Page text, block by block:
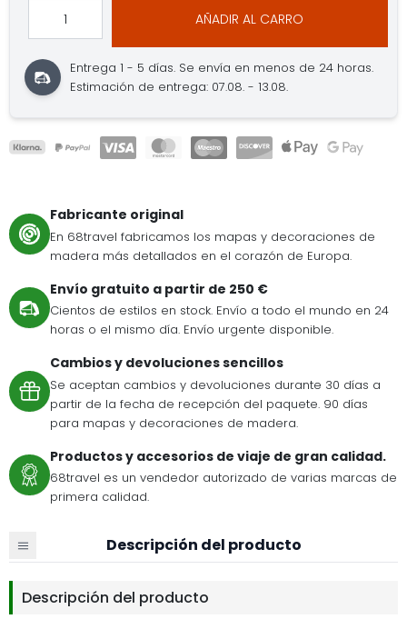
AÑADIR AL CARRO
Entrega 1 - 5 días. Se envía en menos de 24 horas.
Estimación de entrega: 07.08. - 13.08.
Fabricante original
En 68travel fabricamos los mapas y decoraciones de
madera más detallados en el corazón de Europa.
Envío gratuito a partir de 250 €
Cientos de estilos en stock. Envío a todo el mundo en 24
horas o el mismo día. Envío urgente disponible.
Cambios y devoluciones sencillos
Se aceptan cambios y devoluciones durante 30 días a
partir de la fecha de recepción del paquete. 90 días
para mapas y decoraciones de madera.
Productos y accesorios de viaje de gran calidad.
68travel es un vendedor autorizado de varias marcas de
primera calidad.
Descripción del producto
Descripción del producto